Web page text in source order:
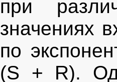
при
значениях
по
(S + R).